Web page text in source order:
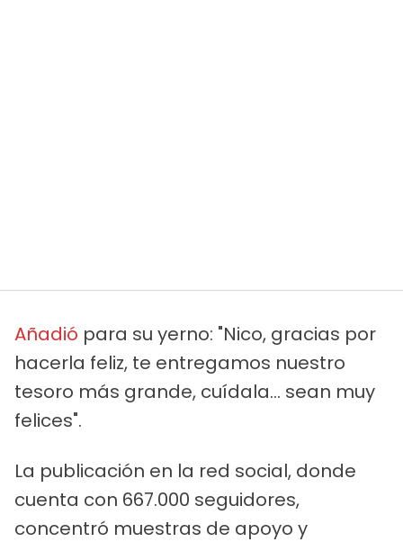
Añadió para su yerno: "Nico, gracias por
hacerla feliz, te entregamos nuestro
tesoro más grande, cuídala… sean muy
felices".
La publicación en la red social, donde
cuenta con 667.000 seguidores,
concentró muestras de apoyo y